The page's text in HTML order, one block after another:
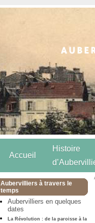
Accueil
Histoire
Aubervilliers à travers le
temps
Aubervilliers en quelques
dates
La Révolution : de la paroisse à la